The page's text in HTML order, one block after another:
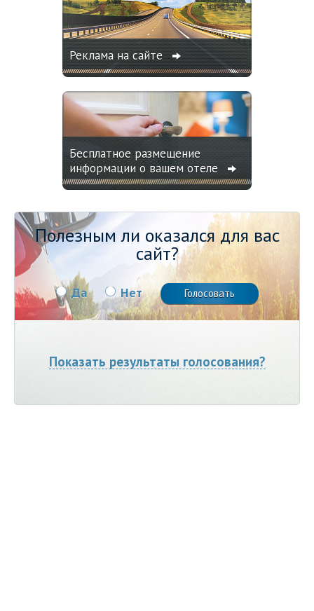
Реклама на сайте
Бесплатное размещение
информации о вашем отеле
Полезным ли оказался для вас
сайт?
Да Нет
Показать результаты голосования?